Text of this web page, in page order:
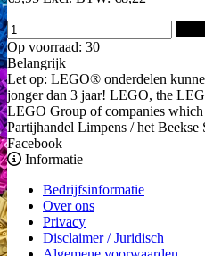
Op voorraad: 30
Belangrijk
Let op: LEGO® onderdelen
jonger dan 3 jaar! LEGO, the
LEGO Group of companies which
Partijhandel Limpens / het Beekse
Facebook
Informatie
Bedrijfsinformatie
Over ons
Privacy
Disclaimer / Juridisch